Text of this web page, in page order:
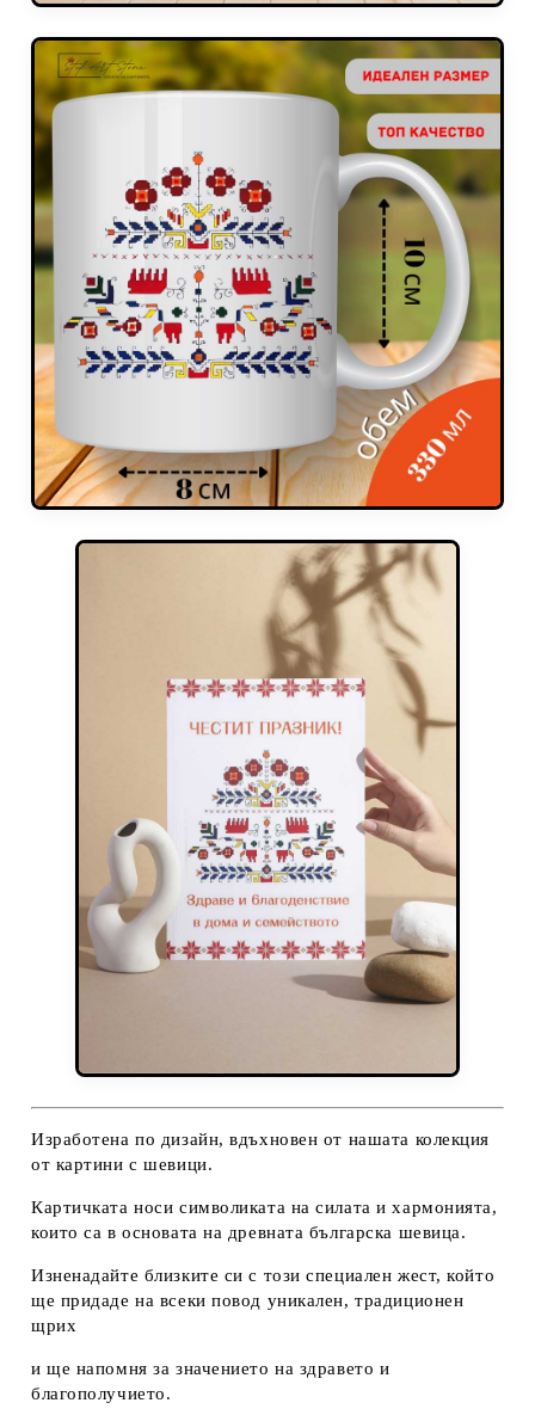
Изработена по дизайн, вдъхновен от нашата колекция
от картини с шевици.
Картичката носи символиката на силата и хармонията,
които са в основата на древната българска шевица.
Изненадайте близките си с този специален жест, който
ще придаде на всеки повод уникален, традиционен
щрих
и ще напомня за значението на здравето и
благополучието.